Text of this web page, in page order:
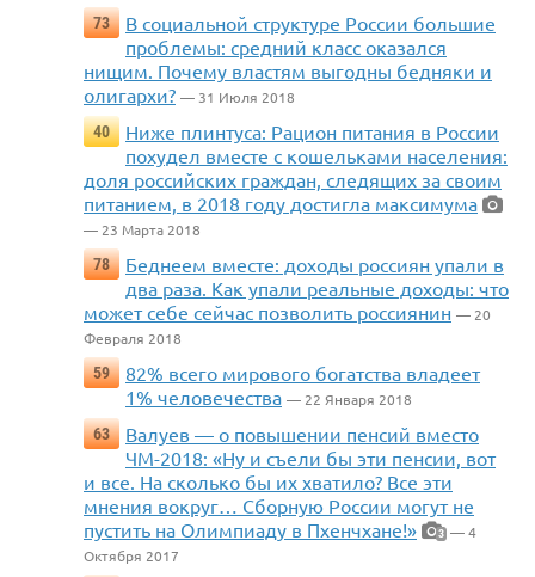
73
В социальной структуре России большие
проблемы: средний класс оказался
нищим. Почему властям выгодны бедняки и
олигархи? — 31 Июля 2018
40
Ниже плинтуса: Рацион питания в России
похудел вместе с кошельками населения:
доля российских граждан, следящих за своим
питанием, в 2018 году достигла максимума
— 23 Марта 2018
78
Беднеем вместе: доходы россиян упали в
два раза. Как упали реальные доходы: что
может себе сейчас позволить россиянин — 20
Февраля 2018
59
82% всего мирового богатства владеет
1% человечества — 22 Января 2018
63
Валуев — о повышении пенсий вместо
ЧМ-2018: «Ну и съели бы эти пенсии, вот
и все. На сколько бы их хватило? Все эти
мнения вокруг… Сборную России могут не
пустить на Олимпиаду в Пхенчхане!»
3 — 4
Октября 2017